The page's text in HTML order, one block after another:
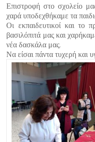
Επιστροφή στο σχολείο
χαρά υποδεχθήκαμε τα
Οι εκπαιδευτικοί και το
βασιλόπιτά μας και
νέα δασκάλα μας.
Να είσαι πάντα τυχερή και